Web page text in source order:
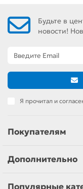
Будьте в
новости!
Я прочитал и
Покупателям
Дополнительно
Популярные